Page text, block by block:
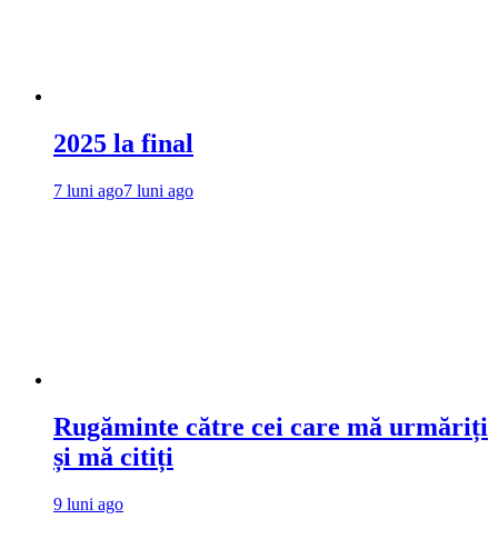
2025 la final
7 luni ago7 luni ago
Rugăminte către cei care mă urmăriți
și mă citiți
9 luni ago